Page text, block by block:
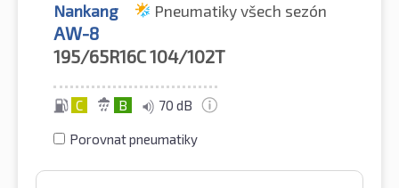
Nankang Pneumatiky všech sezón
AW-8
195/65R16C104/102T
C B 70 dB
Porovnat pneumatiky